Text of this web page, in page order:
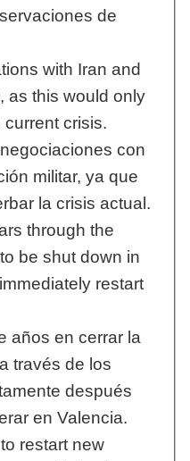
de
with Iran and
as this would only
crisis.
con
militar, ya que
la crisis actual.
through the
be shut down in
restart
años en cerrar la
través de los
después
en Valencia.
restart new